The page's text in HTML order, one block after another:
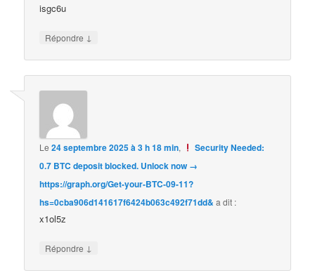
isgc6u
Répondre ↓
Le24 septembre 2025 à 3 h 18 min,
Security Needed:
0.7 BTC deposit blocked. Unlock now →
https://graph.org/Get-your-BTC-09-11?
hs=0cba906d141617f6424b063c492f71dd& a dit :
x1ol5z
Répondre ↓